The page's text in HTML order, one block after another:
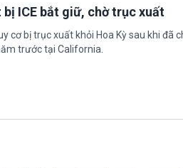
ICE bắt giữ, chờ trục xuất
cơ bị trục xuất khỏi Hoa Kỳ sau khi đã
trước tại California.